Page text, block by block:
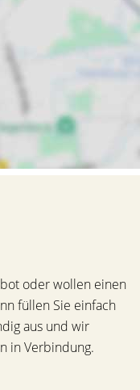
oder wollen einen
füllen Sie einfach
aus und wir
in Verbindung.